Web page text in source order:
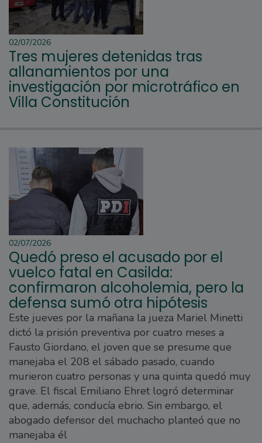
02/07/2026
Tres mujeres detenidas tras
allanamientos por una
investigación por microtráfico en
Villa Constitución
02/07/2026
Quedó preso el acusado por el
vuelco fatal en Casilda:
confirmaron alcoholemia, pero la
defensa sumó otra hipótesis
Este jueves por la mañana la jueza Mariel Minetti
dictó la prisión preventiva por cuatro meses a
Fausto Giordano, el joven que se presume que
manejaba el 208 el sábado pasado, cuando
murieron cuatro personas y una quinta quedó muy
grave. El fiscal Emiliano Ehret logró determinar
que, además, conducía ebrio. Sin embargo, el
abogado defensor del muchacho planteó que no
manejaba él